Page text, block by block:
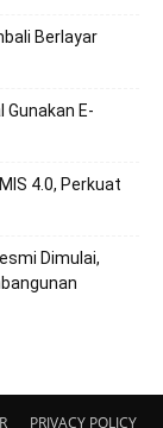
Berlayar
Gunakan E-
4.0, Perkuat
Dimulai,
PRIVACY POLICY